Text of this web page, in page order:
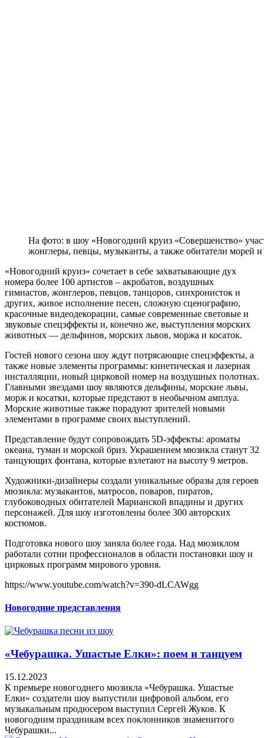
На фото: в шоу «Новогодний круиз «Совершенство»
жонглеры, певцы, музыканты, а также обитатели морей и
«Новогодний круиз» сочетает в себе захватывающие дух
номера более 100 артистов – акробатов, воздушных
гимнастов, жонглеров, певцов, танцоров, синхронисток и
других, живое исполнение песен, сложную сценографию,
красочные видеодекорации, самые современные световые и
звуковые спецэффекты и, конечно же, выступления морских
животных — дельфинов, морских львов, моржа и косаток.
Гостей нового сезона шоу ждут потрясающие спецэффекты, а
также новые элементы программы: кинетическая и лазерная
инсталляции, новый цирковой номер на воздушных полотнах.
Главными звездами шоу являются дельфины, морские львы,
морж и косатки, которые предстают в необычном амплуа.
Морские животные также порадуют зрителей новыми
элементами в программе своих выступлений.
Представление будут сопровождать 5D-эффекты: ароматы
океана, туман и морской бриз. Украшением мюзикла станут 32
танцующих фонтана, которые взлетают на высоту 9 метров.
Художники-дизайнеры создали уникальные образы для героев
мюзикла: музыкантов, матросов, поваров, пиратов,
глубоководных обитателей Марианской впадины и других
персонажей. Для шоу изготовлены более 300 авторских
костюмов.
Подготовка нового шоу заняла более года. Над мюзиклом
работали сотни профессионалов в области постановки шоу и
цирковых программ мирового уровня.
https://www.youtube.com/watch?v=390-dLCAWgg
Новогодние представления
«Чебурашка. Ушастые Елки»: поем и танцуем
15.12.2023
К премьере новогоднего мюзикла «Чебурашка. Ушастые
Елки» создатели шоу выпустили цифровой альбом, его
музыкальным продюсером выступил Сергей Жуков. К
новогодним праздникам всех поклонников знаменитого
Чебурашки...